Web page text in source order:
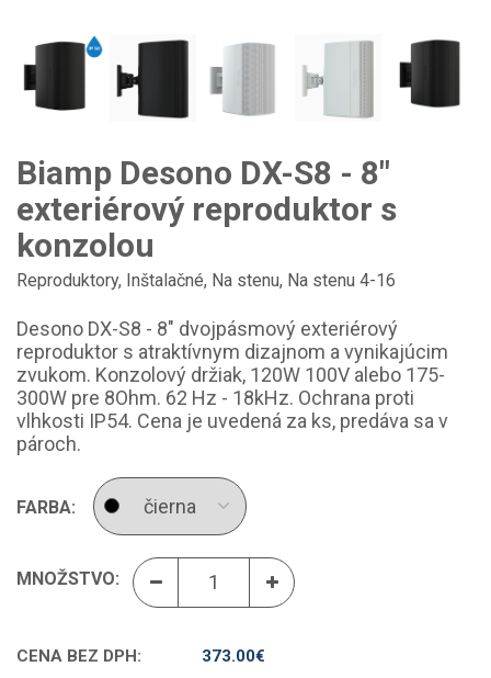
Biamp Desono DX-S8 - 8"
exteriérový reproduktor s
konzolou
Reproduktory, Inštalačné, Na stenu, Na stenu 4-16
Desono DX-S8 - 8" dvojpásmový exteriérový
reproduktor s atraktívnym dizajnom a vynikajúcim
zvukom. Konzolový držiak, 120W 100V alebo 175-
300W pre 8Ohm. 62 Hz - 18kHz. Ochrana proti
vlhkosti IP54. Cena je uvedená za ks, predáva sa v
pároch.
FARBA:
MNOŽSTVO:
CENA BEZ DPH: 373.00€